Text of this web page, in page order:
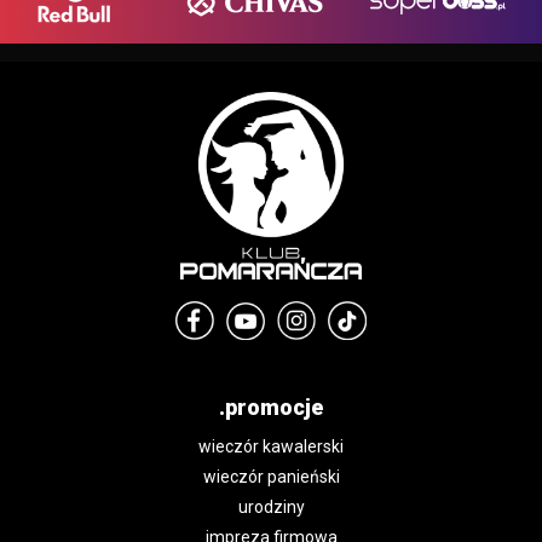
.promocje
wieczór kawalerski
wieczór panieński
urodziny
impreza firmowa